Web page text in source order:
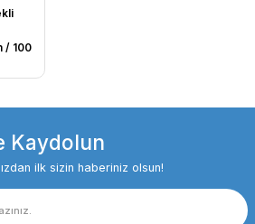
/ 100
Kaydolun
ilk sizin haberiniz olsun!